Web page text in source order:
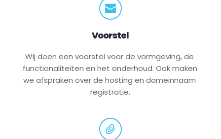
Voorstel
Wij doen een voorstel voor de vormgeving, de
functionaliteiten en het onderhoud. Ook maken
we afspraken over de hosting en domeinnaam
registratie.